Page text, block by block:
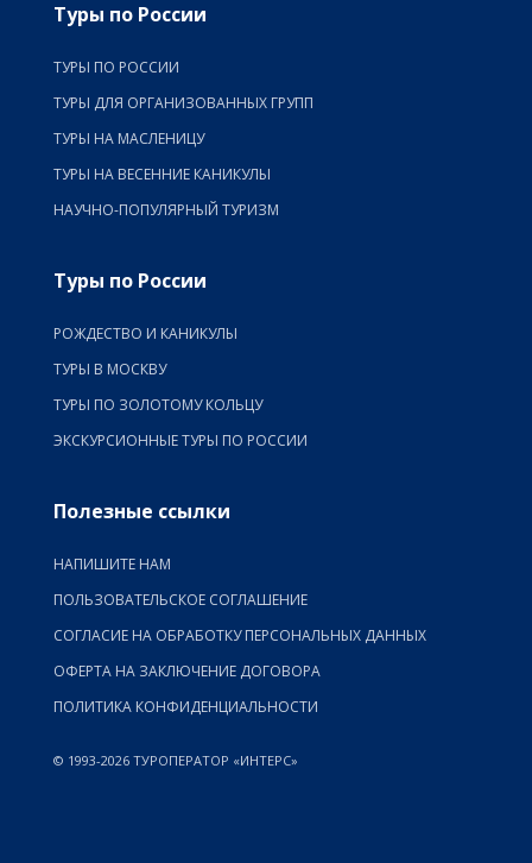
Туры по России
ТУРЫ ПО РОССИИ
ТУРЫ ДЛЯ ОРГАНИЗОВАННЫХ ГРУПП
ТУРЫ НА МАСЛЕНИЦУ
ТУРЫ НА ВЕСЕННИЕ КАНИКУЛЫ
НАУЧНО-ПОПУЛЯРНЫЙ ТУРИЗМ
Туры по России
РОЖДЕСТВО И КАНИКУЛЫ
ТУРЫ В МОСКВУ
ТУРЫ ПО ЗОЛОТОМУ КОЛЬЦУ
ЭКСКУРСИОННЫЕ ТУРЫ ПО РОССИИ
Полезные ссылки
НАПИШИТЕ НАМ
ПОЛЬЗОВАТЕЛЬСКОЕ СОГЛАШЕНИЕ
СОГЛАСИЕ НА ОБРАБОТКУ ПЕРСОНАЛЬНЫХ ДАННЫХ
ОФЕРТА НА ЗАКЛЮЧЕНИЕ ДОГОВОРА
ПОЛИТИКА КОНФИДЕНЦИАЛЬНОСТИ
© 1993-2026 ТУРОПЕРАТОР «ИНТЕРС»